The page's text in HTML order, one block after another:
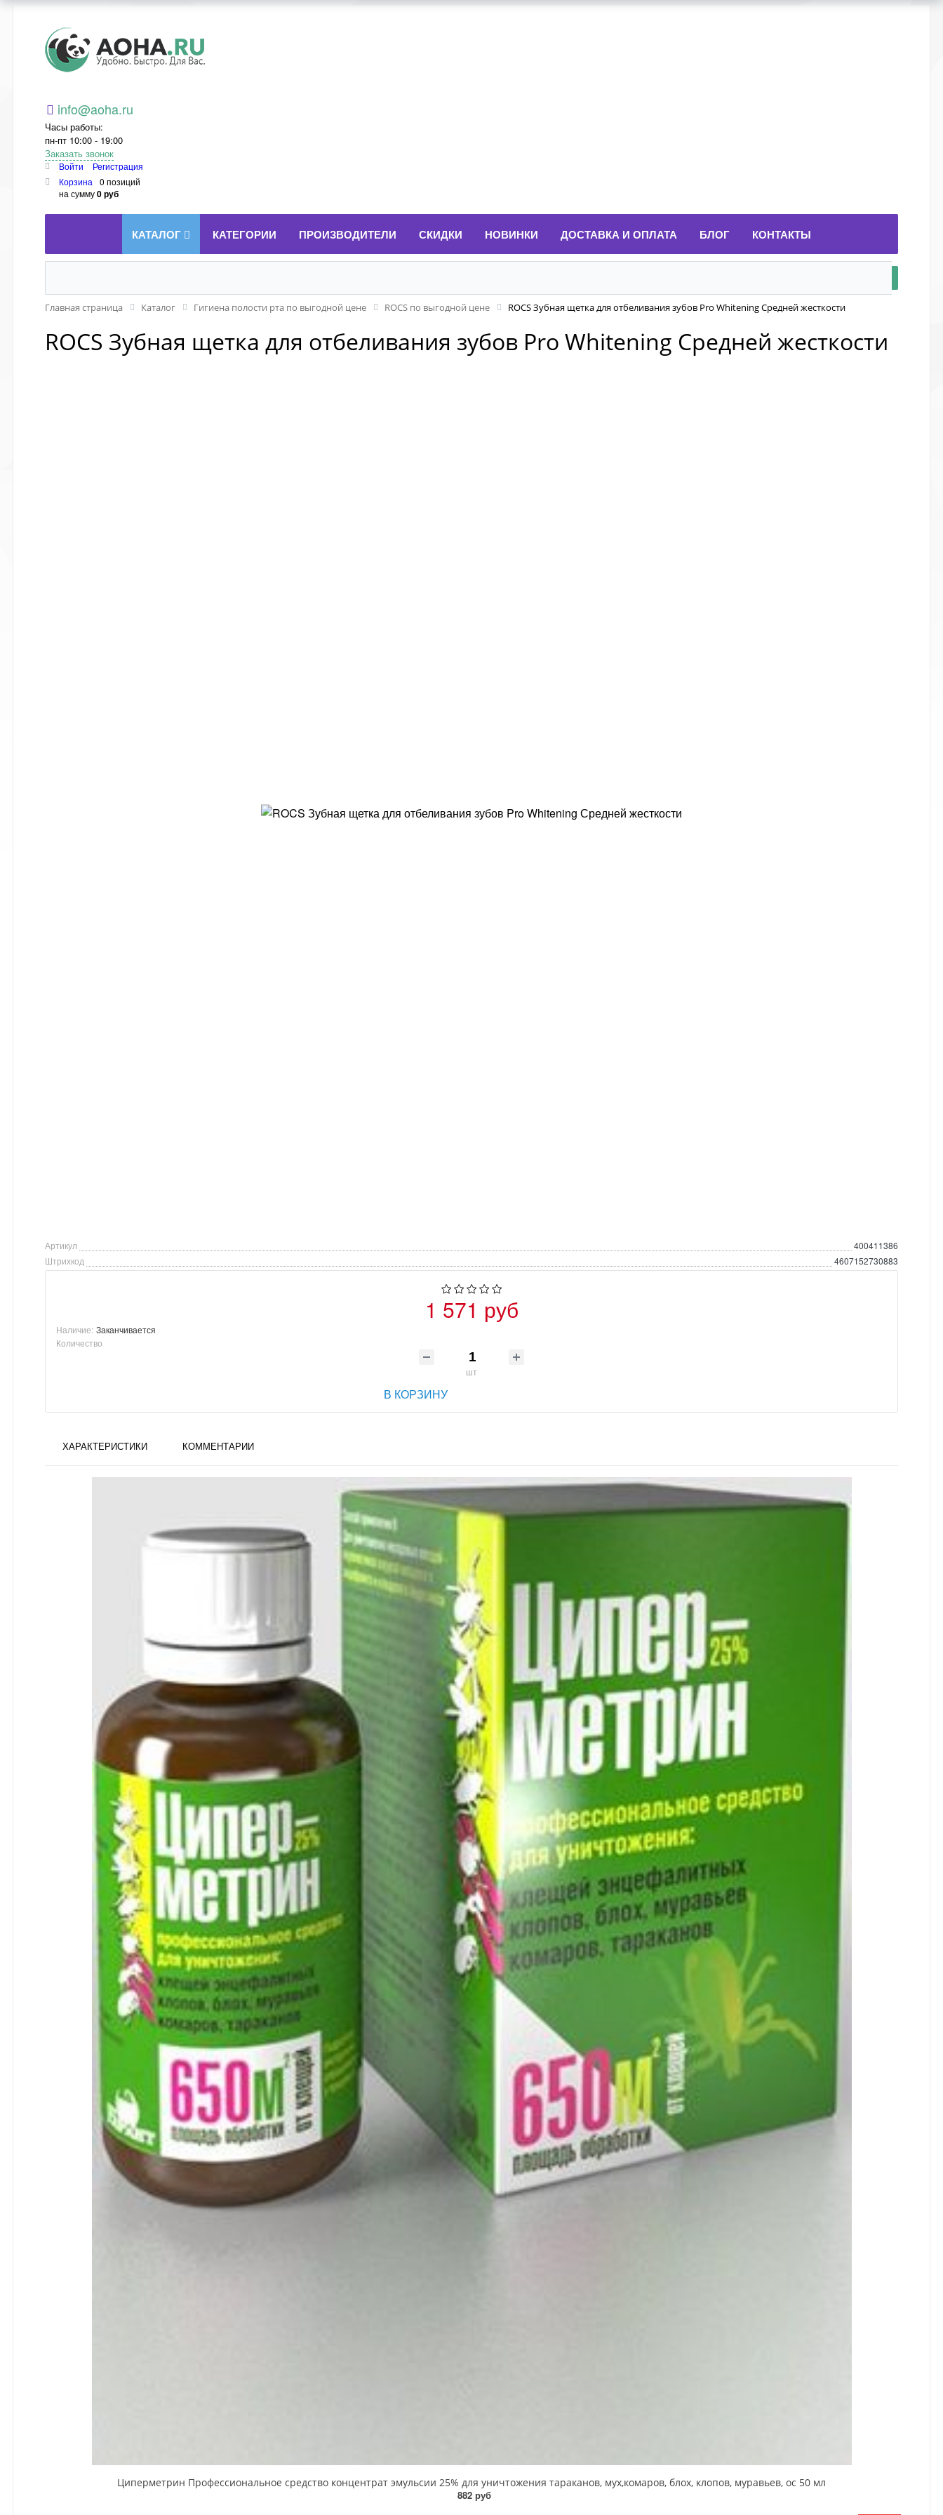
Aoha.ru
info@aoha.ru
Часы работы:
пн-пт 10:00 - 19:00
Заказать звонок
Войти
Регистрация
Корзина
0 позиций
на сумму0 руб
КАТАЛОГ КАТЕГОРИИ ПРОИЗВОДИТЕЛИ СКИДКИ НОВИНКИ ДОСТАВКА И ОПЛАТА БЛОГ КОНТАКТЫ
Главная страница Каталог Гигиена полости рта по выгодной цене ROCS по выгодной цене ROCS Зубная щетка для отбеливания зубов Pro Whitening Средней жесткости
ROCS Зубная щетка для отбеливания зубов Pro Whitening Средней жесткости
Артикул
400411386
Штрихкод
4607152730883
1 571 руб
Наличие: Заканчивается
Количество
шт
В КОРЗИНУ
ХАРАКТЕРИСТИКИ КОММЕНТАРИИ
Циперметрин Профессиональное средство концентрат эмульсии 25% для уничтожения тараканов, мух,комаров, блох, клопов, муравьев, ос 50 мл
882 руб